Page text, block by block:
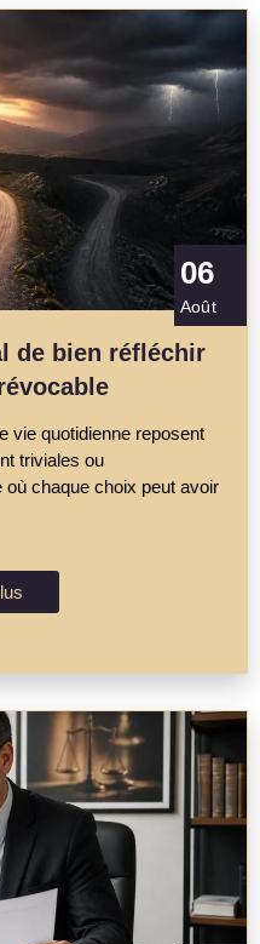
06
Août
de bien réfléchir
vie quotidienne reposent
triviales ou
chaque choix peut avoir